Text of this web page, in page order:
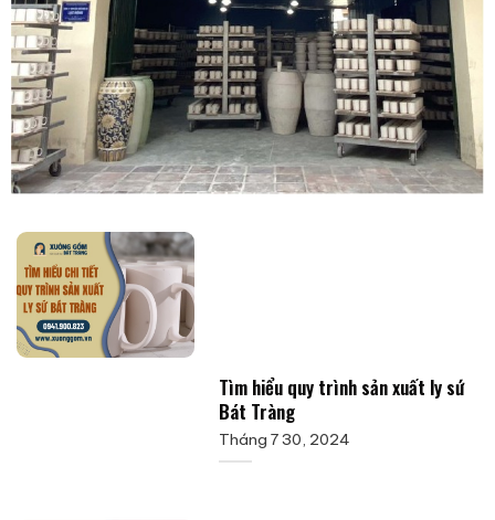
Tìm hiểu quy trình sản xuất ly sứ
Bát Tràng
Tháng 7 30, 2024